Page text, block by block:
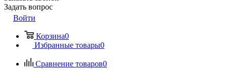
Задать вопрос
Войти
Корзина0
Избранные товары0
Сравнение товаров0